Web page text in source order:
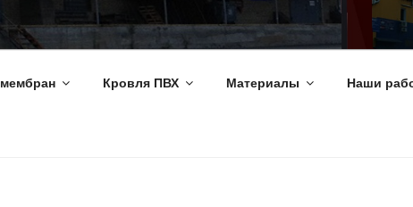
Кровля ПВХ Материалы Наши